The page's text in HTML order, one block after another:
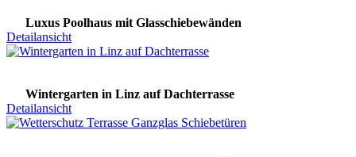
Luxus Poolhaus mit Glasschiebewänden
Detailansicht
Wintergarten in Linz auf Dachterrasse
Detailansicht